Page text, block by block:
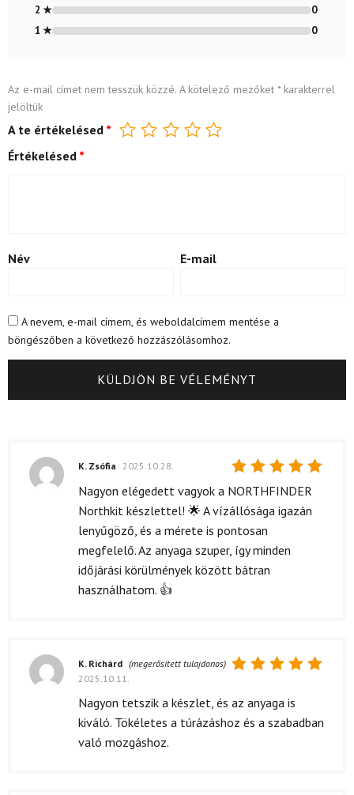
2 ★
0
1 ★
0
Az e-mail címet nem tesszük közzé. A kötelező mezőket *karakterrel
jelöltük
A te értékelésed *
Értékelésed *
Név E-mail
A nevem, e-mail címem, és weboldalcímem mentése a
böngészőben a következő hozzászólásomhoz.
Értékelés:
K. Zsófia 2025.10.28.
Nagyon elégedett vagyok a NORTHFINDER
Northkit készlettel! 🌟 A vízállósága igazán
lenyűgöző, és a mérete is pontosan
megfelelő. Az anyaga szuper, így minden
időjárási körülmények között bátran
használhatom. 👍
5/ 5
K. Richárd (megerősített tulajdonos)
2025.10.11.
Nagyon tetszik a készlet, és az anyaga is
kiváló. Tökéletes a túrázáshoz és a szabadban
való mozgáshoz.